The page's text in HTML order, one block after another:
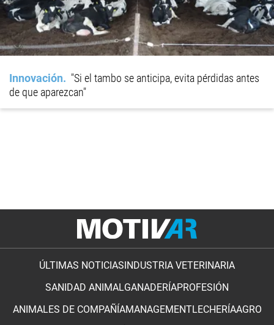
Innovación
"Si el tambo se anticipa, evita pérdidas antes
de que aparezcan"
ÚLTIMAS NOTICIAS INDUSTRIA VETERINARIA
SANIDAD ANIMALGANADERÍAPROFESIÓN
ANIMALES DE COMPAÑÍAMANAGEMENTLECHERÍAAGRO